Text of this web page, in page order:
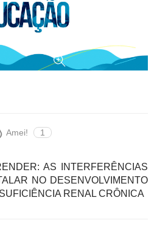
Amei! 1
AS INTERFERÊNCIAS
NO DESENVOLVIMENTO
RENAL CRÔNICA